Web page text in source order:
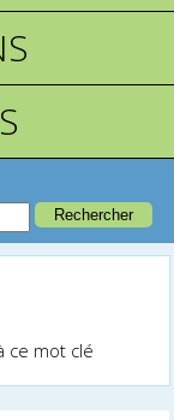
ce mot clé